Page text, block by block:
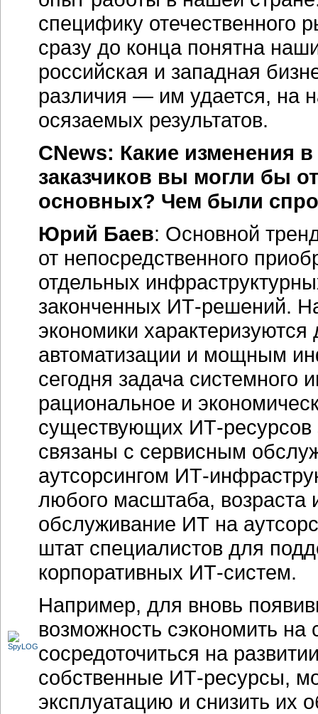
специфику отечественного
сразу до конца понятна
российская и западная
различия — им удается, на
осязаемых результатов.
CNews: Какие изменения
заказчиков вы могли бы
основных? Чем были
Юрий Баев: Основной
от непосредственного
отдельных
законченных ИТ-решений.
экономики
автоматизации и мощным
сегодня задача системного
рациональное и
существующих ИТ-ресурсов
связаны с сервисным
аутсорсингом ИТ-
любого масштаба, возраста
обслуживание ИТ на
штат специалистов для
корпоративных ИТ-систем.
Например, для вновь
возможность сэкономить
сосредоточиться на
собственные ИТ-ресурсы,
эксплуатацию и снизить их